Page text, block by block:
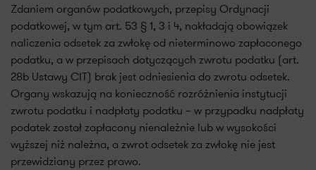
Zdaniem organów podatkowych, przepisy Ordynacji
podatkowej, w tym art. 53 § 1, 3 i 4, nakładają obowiązek
naliczenia odsetek za zwłokę od nieterminowo zapłaconego
podatku, a w przepisach dotyczących zwrotu podatku (art.
28b Ustawy CIT) brak jest odniesienia do zwrotu odsetek.
Organy wskazują na konieczność rozróżnienia instytucji
zwrotu podatku i nadpłaty podatku – w przypadku nadpłaty
podatek został zapłacony nienależnie lub w wysokości
wyższej niż należna, a zwrot odsetek za zwłokę nie jest
przewidziany przez prawo.